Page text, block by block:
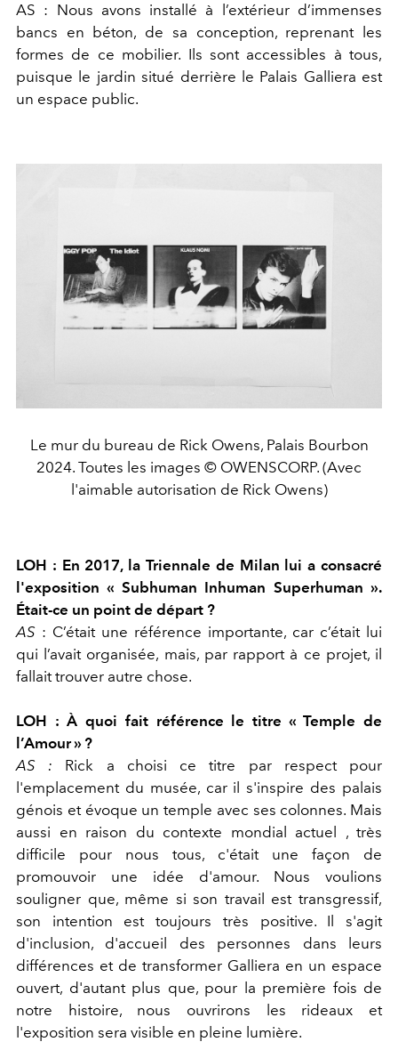
AS : Nous avons installé à l’extérieur d’immenses
bancs en béton, de sa conception, reprenant les
formes de ce mobilier. Ils sont accessibles à tous,
puisque le jardin situé derrière le Palais Galliera est
un espace public.
Le mur du bureau de Rick Owens, Palais Bourbon
2024. Toutes les images © OWENSCORP. (Avec
l'aimable autorisation de Rick Owens)
LOH : En 2017, la Triennale de Milan lui a consacré
l'exposition « Subhuman Inhuman Superhuman ».
Était-ce un point de départ ?
AS : C’était une référence importante, car c’était lui
qui l’avait organisée, mais, par rapport à ce projet, il
fallait trouver autre chose.
LOH : À quoi fait référence le titre « Temple de
l’Amour » ?
AS :
Rick a choisi ce titre par respect pour
l'emplacement du musée, car il s'inspire des palais
génois et évoque un temple avec ses colonnes. Mais
aussi en raison du contexte mondial actuel
, très
difficile pour nous tous, c'était une façon de
promouvoir une
idée
d'amour. Nous voulions
souligner que, même si son travail est transgressif,
son intention est toujours très positive. Il s'agit
d'inclusion, d'accueil des personnes dans leurs
différences et de transformer Galliera en un espace
ouvert, d'autant plus que, pour la première fois de
notre histoire, nous ouvrirons les rideaux et
l'exposition sera visible en pleine lumière.